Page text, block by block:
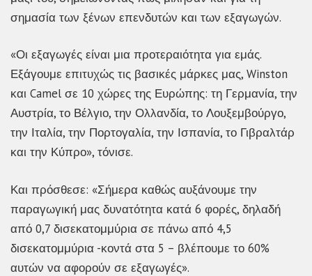
σημασία των ξένων επενδυτών και των εξαγωγών.
«Οι εξαγωγές είναι μια προτεραιότητα για εμάς.
Εξάγουμε επιτυχώς τις βασικές μάρκες μας, Winston
και Camel σε 10 χώρες της Ευρώπης: τη Γερμανία, την
Αυστρία, το Βέλγιο, την Ολλανδία, το Λουξεμβούργο,
την Ιταλία, την Πορτογαλία, την Ισπανία, το Γιβραλτάρ
και την Κύπρο», τόνισε.
Και πρόσθεσε: «Σήμερα καθώς αυξάνουμε την
παραγωγική μας δυνατότητα κατά 6 φορές, δηλαδή
από 0,7 δισεκατομμύρια σε πάνω από 4,5
δισεκατομμύρια -κοντά στα 5 – βλέπουμε το 60%
αυτών να αφορούν σε εξαγωγές».